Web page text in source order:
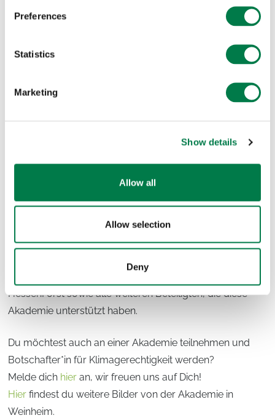
Preferences
Statistics
Marketing
Show details
Allow all
Allow selection
Deny
wunderbaren Akademie-Tag.
Besonderer Dank gilt der Syntax Systems GmbH und
ihren Mitarbeitenden, die die Akademie durch ihr
Engagement ermöglicht haben haben.
von der Friedrich-Realschule Weinheim, das Team von
HessenForst sowie alle weiteren Beteiligten, die diese
Akademie unterstützt haben.
Du möchtest auch an einer Akademie teilnehmen und
Botschafter*in für Klimagerechtigkeit werden?
Melde dich hier an, wir freuen uns auf Dich!
Hier findest du weitere Bilder von der Akademie in
Weinheim.